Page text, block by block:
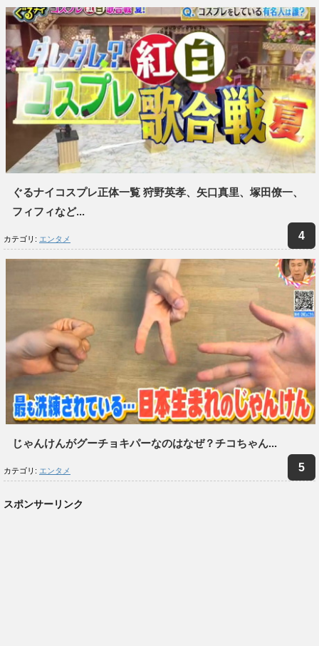
ぐるナイコスプレ正体一覧 狩野英孝、矢口真里、塚田僚一、
フィフィなど...
カテゴリ: エンタメ
じゃんけんがグーチョキパーなのはなぜ？チコちゃん...
カテゴリ: エンタメ
スポンサーリンク